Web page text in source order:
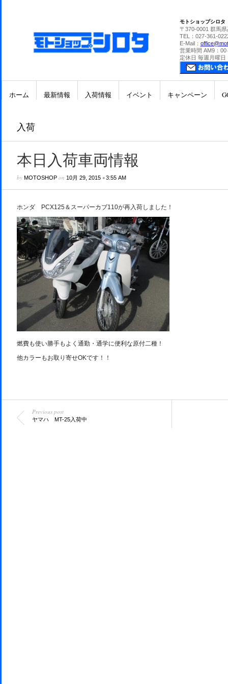
モトショップシロタ
〒370-0001 群馬
TEL：027-361-
E-Mail：
営業時間 AM9：00
定休日 毎週月曜日
ホーム 最新情報 入荷情報 イベント キャンペーン
入荷
本日入荷車両情報
by MOTOSHOPon 10月 29, 2015•3:55 AM
ホンダ PCX125＆スーパーカブ110が再入荷しました！
燃費も使い勝手もよく通勤・通学に便利な原付二種！
他カラーもお取り寄せOKです！！
Previous post
ヤマハ MT-25入荷中